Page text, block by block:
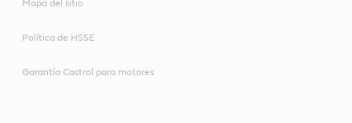
Mapa del sitio
Política de HSSE
Garantía Castrol para motores